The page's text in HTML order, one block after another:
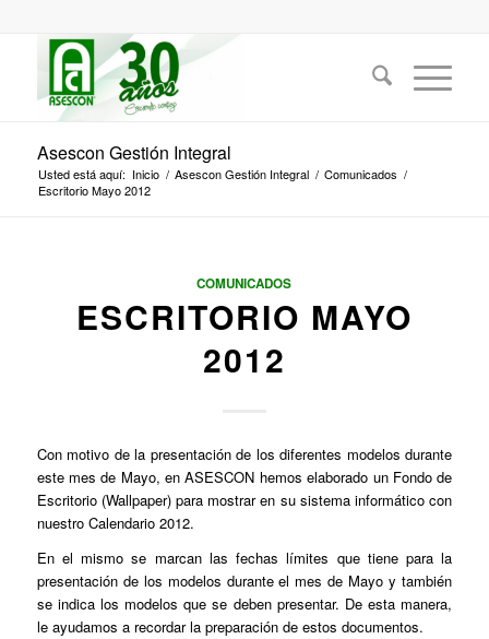
Asescon Gestión Integral
Usted está aquí: Inicio / Asescon Gestión Integral / Comunicados /
Escritorio Mayo 2012
COMUNICADOS
ESCRITORIO MAYO
2012
Con motivo de la presentación de los diferentes modelos durante
este mes de Mayo, en ASESCON hemos elaborado un Fondo de
Escritorio (Wallpaper) para mostrar en su sistema informático con
nuestro Calendario 2012.
En el mismo se marcan las fechas límites que tiene para la
presentación de los modelos durante el mes de Mayo y también
se indica los modelos que se deben presentar. De esta manera,
le ayudamos a recordar la preparación de estos documentos.